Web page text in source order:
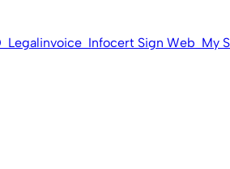
Legalinvoice Infocert Sign Web My